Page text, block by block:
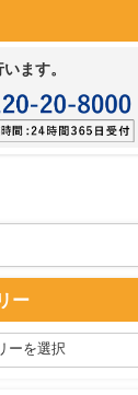
ます。
ー